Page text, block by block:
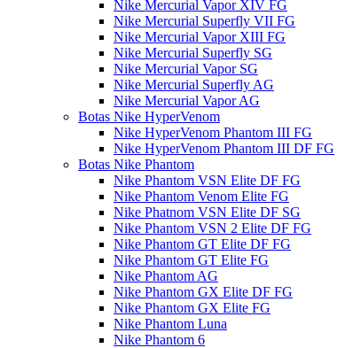
Nike Mercurial Vapor XIV FG
Nike Mercurial Superfly VII FG
Nike Mercurial Vapor XIII FG
Nike Mercurial Superfly SG
Nike Mercurial Vapor SG
Nike Mercurial Superfly AG
Nike Mercurial Vapor AG
Botas Nike HyperVenom
Nike HyperVenom Phantom III FG
Nike HyperVenom Phantom III DF FG
Botas Nike Phantom
Nike Phantom VSN Elite DF FG
Nike Phantom Venom Elite FG
Nike Phatnom VSN Elite DF SG
Nike Phantom VSN 2 Elite DF FG
Nike Phantom GT Elite DF FG
Nike Phantom GT Elite FG
Nike Phantom AG
Nike Phantom GX Elite DF FG
Nike Phantom GX Elite FG
Nike Phantom Luna
Nike Phantom 6